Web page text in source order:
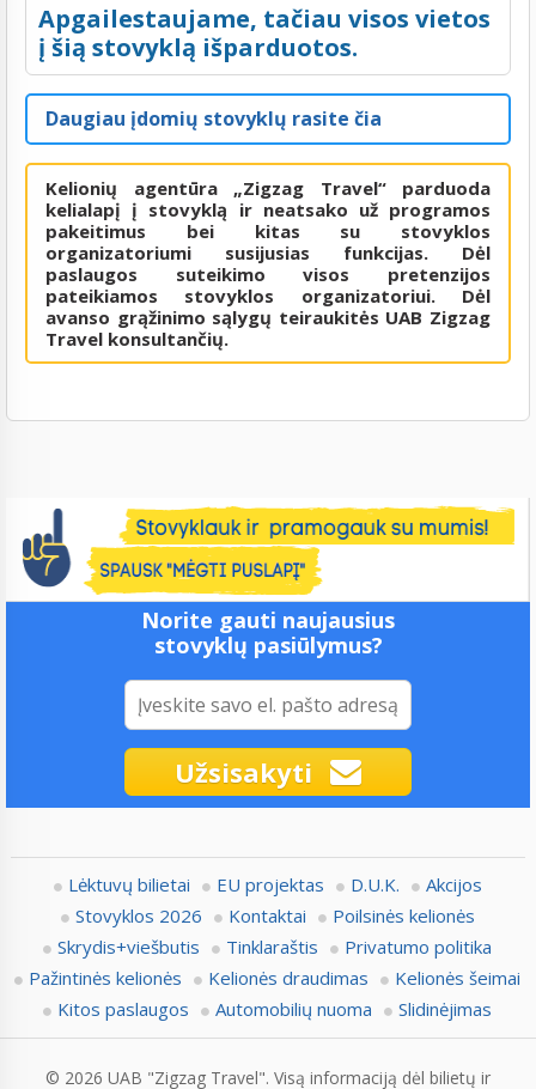
Apgailestaujame, tačiau visos vietos
į šią stovyklą išparduotos.
Daugiau įdomių stovyklų rasite čia
Kelionių agentūra „Zigzag Travel“ parduoda
kelialapį į stovyklą ir neatsako už programos
pakeitimus bei kitas su stovyklos
organizatoriumi susijusias funkcijas. Dėl
paslaugos suteikimo visos pretenzijos
pateikiamos stovyklos organizatoriui. Dėl
avanso grąžinimo sąlygų teiraukitės UAB Zigzag
Travel konsultančių.
Norite gauti naujausius
stovyklų pasiūlymus?
Užsisakyti
Lėktuvų bilietai EU projektas D.U.K.
Akcijos
Stovyklos 2026
Kontaktai
Poilsinės kelionės
Skrydis+viešbutis
Tinklaraštis
Privatumo politika
Pažintinės kelionės
Kelionės draudimas
Kelionės šeimai
Kitos paslaugos
Automobilių nuoma Slidinėjimas
© 2026 UAB "Zigzag Travel". Visą informaciją dėl bilietų ir